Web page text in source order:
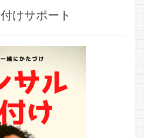
けサポート